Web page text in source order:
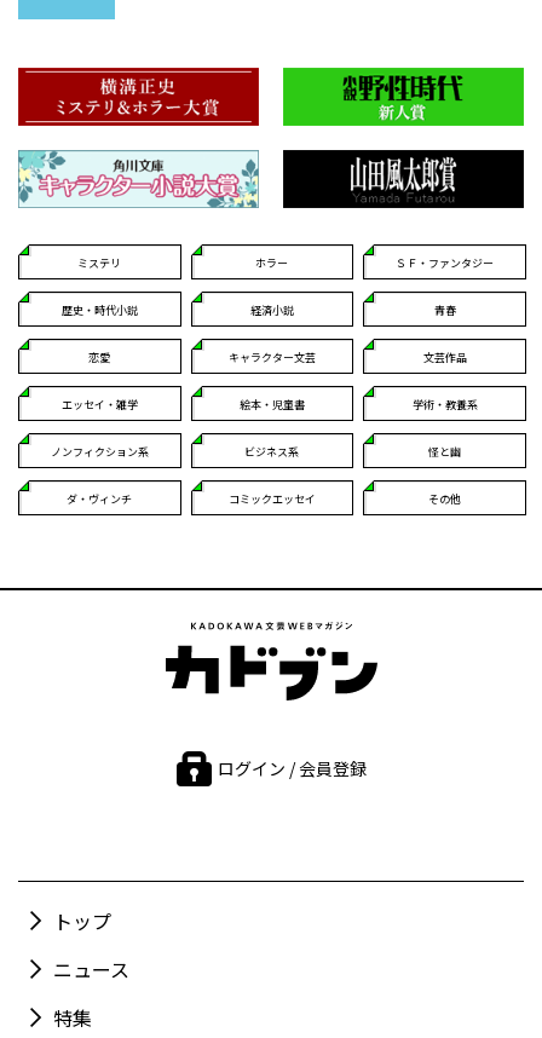
ミステリ ホラー ＳＦ・ファンタジー
歴史・時代小説 経済小説 青春
恋愛 キャラクター文芸 文芸作品
エッセイ・雑学 絵本・児童書 学術・教養系
ノンフィクション系 ビジネス系 怪と幽
ダ・ヴィンチ コミックエッセイ その他
ログイン / 会員登録
トップ
ニュース
特集